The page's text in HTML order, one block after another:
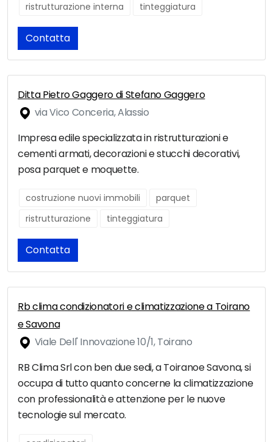
ristrutturazione interna
tinteggiatura
Contatta
Ditta Pietro Gaggero di Stefano Gaggero
via Vico Conceria, Alassio
Impresa edile specializzata in ristrutturazioni e
cementi armati, decorazioni e stucchi decorativi,
posa parquet e moquette.
costruzione nuovi immobili
parquet
ristrutturazione
tinteggiatura
Contatta
Rb clima condizionatori e climatizzazione a Toirano
e Savona
Viale Dell' Innovazione 10/1, Toirano
RB Clima Srl con ben due sedi, a Toiranoe Savona, si
occupa di tutto quanto concerne la climatizzazione
con professionalità e attenzione per le nuove
tecnologie sul mercato.